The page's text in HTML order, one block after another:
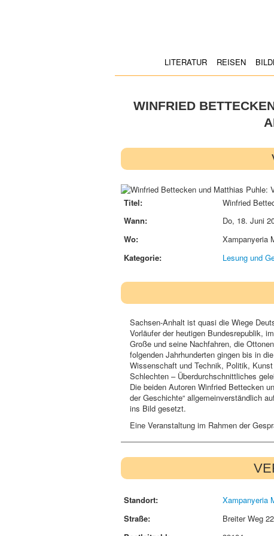
LITERATUR REISEN
WINFRIED
Titel:
Winfried
Wann:
Do, 18. Juni
Wo:
Xampanyeria
Kategorie:
Lesung und
Sachsen-Anhalt ist quasi die Wiege
Vorläufer der heutigen Bundesrepublik,
Große und seine Nachfahren, die
folgenden Jahrhunderten gingen bis in
Wissenschaft und Technik, Politik,
Schlechten – Überdurchschnittliches
Die beiden Autoren Winfried Bettecken
der Geschichte“ allgemeinverständlich
ins Bild gesetzt.
Eine Veranstaltung im Rahmen der
Standort:
Xampanyeria
Straße:
Breiter Weg